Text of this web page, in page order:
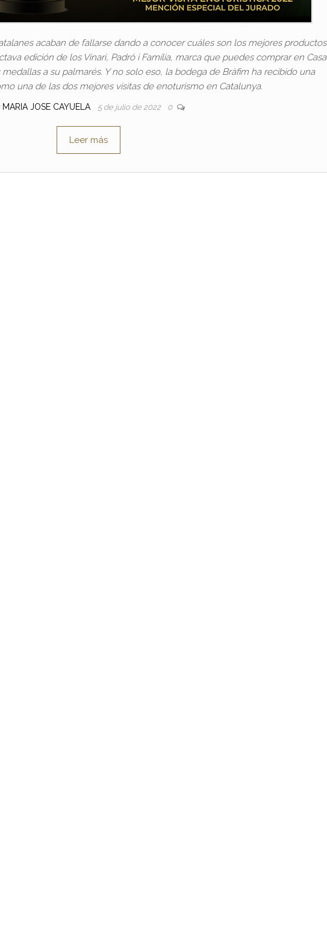
acaban de fallarse dando a conocer cuáles son los mejores productos
edición de los Vinari, Padró i Família, marca que puedes comprar en Casa
a su palmarés. Y no solo eso, la bodega de Bràfim ha recibido una
una de las dos mejores visitas de enoturismo en Catalunya.
MARIA JOSE CAYUELA 5 de julio de 2022 0
Leer más